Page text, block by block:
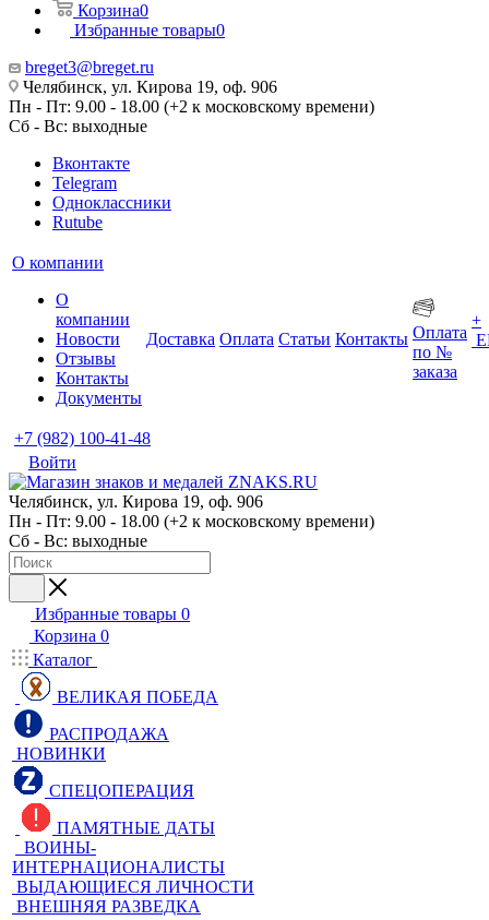
Корзина0
Избранные товары0
breget3@breget.ru
Челябинск, ул. Кирова 19, оф. 906
Пн - Пт: 9.00 - 18.00 (+2 к московскому времени)
Сб - Вс: выходные
Вконтакте
Telegram
Одноклассники
Rutube
О компании
О
компании
Новости
Отзывы
Контакты
Документы
Доставка Оплата Статьи Контакты Оплата
по №
заказа
+
+7 (982) 100-41-48
Войти
Челябинск, ул. Кирова 19, оф. 906
Пн - Пт: 9.00 - 18.00 (+2 к московскому времени)
Сб - Вс: выходные
Избранные товары 0
Корзина 0
Каталог
ВЕЛИКАЯ ПОБЕДА
РАСПРОДАЖА
НОВИНКИ
СПЕЦОПЕРАЦИЯ
ПАМЯТНЫЕ ДАТЫ
ВОИНЫ-
ИНТЕРНАЦИОНАЛИСТЫ
ВЫДАЮЩИЕСЯ ЛИЧНОСТИ
ВНЕШНЯЯ РАЗВЕДКА